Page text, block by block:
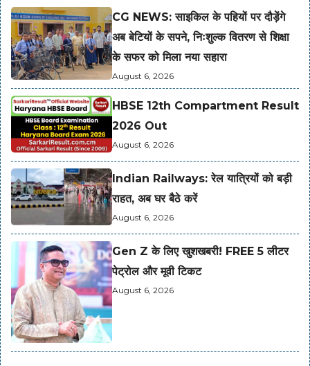
CG NEWS: साइकिल के पहियों पर दौड़ेंगे
अब बेटियों के सपने, निःशुल्क वितरण से शिक्षा
के सफर को मिला नया सहारा
August 6, 2026
HBSE 12th Compartment Result
2026 Out
August 6, 2026
Indian Railways: रेल यात्रियों को बड़ी
राहत, अब घर बैठे करें
August 6, 2026
Gen Z के लिए खुशखबरी! FREE 5 लीटर
पेट्रोल और मूवी टिकट
August 6, 2026